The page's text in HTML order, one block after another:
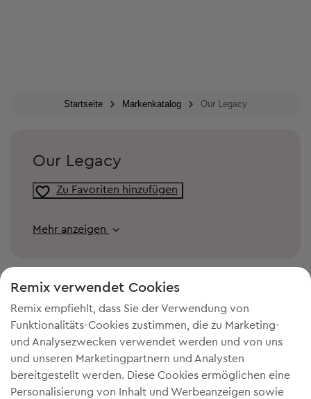
Startseite Markenkatalog Our Legacy
Our Legacy
Zu Favoriten hinzufügen
Mehr anzeigen
Remix verwendet Cookies
Remix empfiehlt, dass Sie der Verwendung von
Funktionalitäts-Cookies zustimmen, die zu Marketing-
und Analysezwecken verwendet werden und von uns
und unseren Marketingpartnern und Analysten
bereitgestellt werden. Diese Cookies ermöglichen eine
Personalisierung von Inhalt und Werbeanzeigen sowie